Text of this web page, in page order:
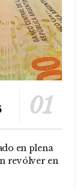
en plena
revólver en